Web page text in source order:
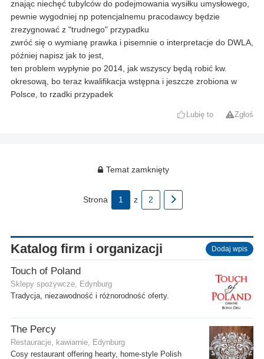
znając niechęć tubylców do podejmowania wysiłku umysłowego,
pewnie wygodniej np potencjalnemu pracodawcy będzie
zrezygnować z "trudnego" przypadku
zwróć się o wymianę prawka i pisemnie o interpretacje do DWLA,
później napisz jak to jest,
ten problem wypłynie po 2014, jak wszyscy będą robić kw.
okresową, bo teraz kwalifikacja wstępna i jeszcze zrobiona w
Polsce, to rzadki przypadek
Lubię to Zgłoś
Temat zamknięty
Strona 1 z 2
Katalog firm i organizacji Dodaj wpis
Touch of Poland
Sklepy spożywcze, Edynburg
Tradycja, niezawodność i różnorodność oferty.
The Percy
Restauracje, kawiarnie, Edynburg
Cosy restaurant offering hearty, home-style Polish